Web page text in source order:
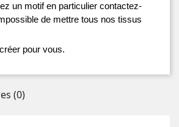
un motif en particulier contactez-
de mettre tous nos tissus
pour vous.
(0)